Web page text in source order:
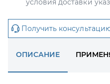
условия доставки
Получить
ОПИСАНИЕ